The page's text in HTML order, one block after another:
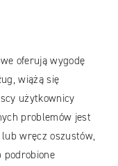
oferują wygodę
wiążą się
użytkownicy
problemów jest
wręcz oszustów,
podrobione